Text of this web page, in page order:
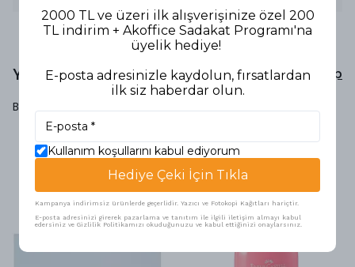
Yorumlar Yorum Yap
Bu ürün için henüz yorum yapılmamış.
Benzer Ürünler
2000 TL ve üzeri ilk alışverişinize özel 200
TL indirim + Akoffice Sadakat Programı'na
üyelik hediye!
E-posta adresinizle kaydolun, fırsatlardan
ilk siz haberdar olun.
Kullanım koşullarını kabul ediyorum
Hediye Çeki İçin Tıkla
Kampanya indirimsiz ürünlerde geçerlidir. Yazıcı ve Fotokopi Kağıtları hariçtir.
E-posta adresinizi girerek pazarlama ve tanıtım ile ilgili iletişim almayı kabul
edersiniz ve Gizlilik Politikamızı okuduğunuzu ve kabul ettiğinizi onaylarsınız.